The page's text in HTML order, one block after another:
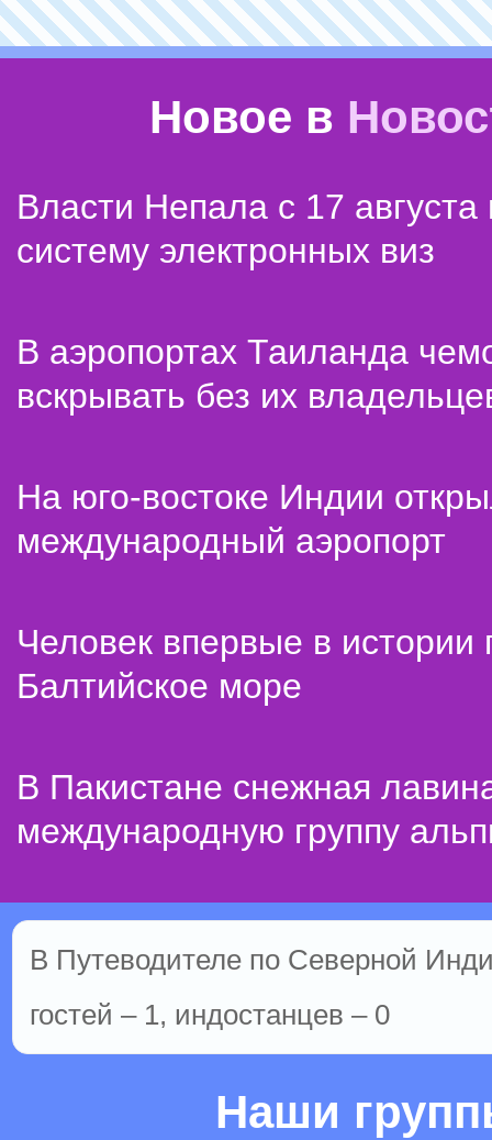
Новое в
Власти Непала с 17 августа
систему электронных виз
В аэропортах Таиланда
вскрывать без их
На юго-востоке Индии
международный аэропорт
Человек впервые в истории
Балтийское море
В Пакистане снежная
международную группу
В Путеводителе по Северной
гостей – 1, индостанцев – 0
Наши